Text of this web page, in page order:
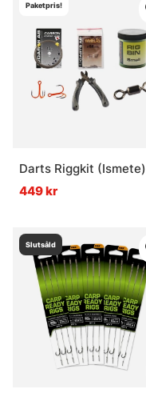
Paketpris!
Darts Riggkit (Ismete)
449 kr
Slutsåld